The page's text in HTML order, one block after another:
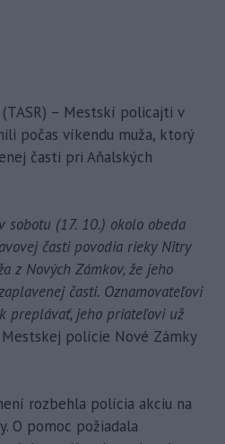
– Mestskí policajti v
počas víkendu muža, ktorý
časti pri Aňalských
sobotu (17. 10.) okolo obeda
časti povodia rieky Nitry
z Nových Zámkov, že jeho
časti. Oznamovateľovi
preplávať, jeho priateľovi už
polície Nové Zámky
rozbehla polícia akciu na
O pomoc požiadala